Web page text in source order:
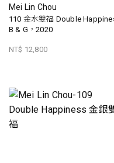
Mei Lin Chou
110 金水雙福 Double
B & G，2020
NT$ 12,800